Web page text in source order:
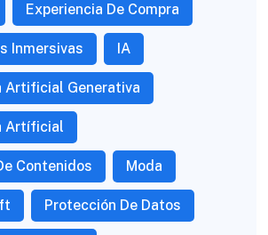
Experiencia De Compra
Inmersivas IA
Artificial Generativa
Artíficial
Contenidos Moda
Protección De Datos